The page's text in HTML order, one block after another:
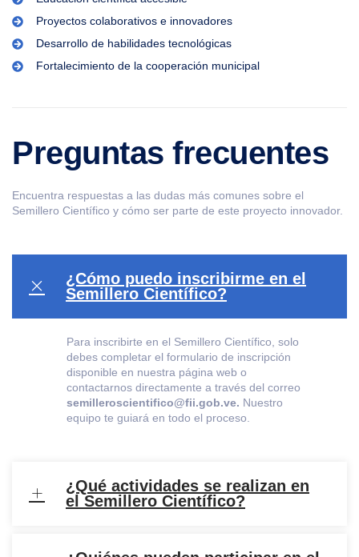
Proyectos colaborativos e innovadores
Desarrollo de habilidades tecnológicas
Fortalecimiento de la cooperación municipal
Preguntas frecuentes
Encuentra respuestas a las dudas más comunes sobre el
Semillero Científico y cómo ser parte de este proyecto innovador.
¿Cómo puedo inscribirme en el
Semillero Científico?
Para inscribirte en el Semillero Científico, solo
debes completar el formulario de inscripción
disponible en nuestra página web o
contactarnos directamente a través del correo
semilleroscientifico@fii.gob.ve. Nuestro
equipo te guiará en todo el proceso.
¿Qué actividades se realizan en
el Semillero Científico?